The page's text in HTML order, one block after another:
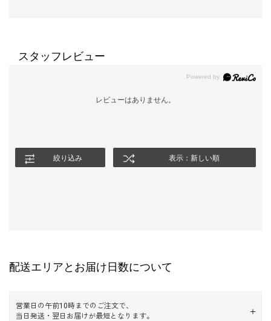
スタッフレビュー
レビューはありません。
絞り込み 表示：新しい順
配送エリアとお届け日数について
営業日の午前10時までのご注文で、
当日発送・翌日お届けが最短となります。